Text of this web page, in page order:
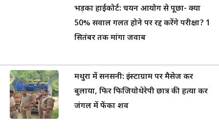
भड़का हाईकोर्ट: चयन आयोग से पूछा- क्या
50% सवाल गलत होने पर रद्द करेंगे परीक्षा? 1
सितंबर तक मांगा जवाब
मथुरा में सनसनी: इंस्टाग्राम पर मैसेज कर
बुलाया, फिर फिजियोथेरेपी छात्र की हत्या कर
जंगल में फेंका शव